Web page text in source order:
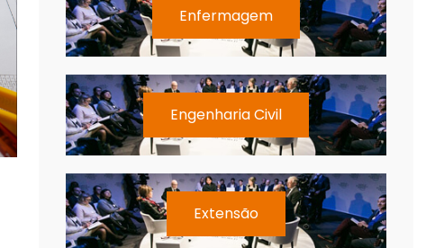
Enfermagem
Engenharia Civil
Extensão